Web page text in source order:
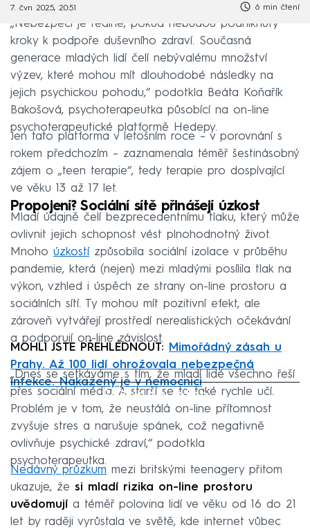
7. čvn 2025, 20:51 6 min čtení
„Nebezpečí je reálné, pokud nebudou podniknuty
kroky k podpoře duševního zdraví. Současná
generace mladých lidí čelí nebývalému množství
výzev, které mohou mít dlouhodobé následky na
jejich psychickou pohodu,“ podotkla Beáta Koňařík
Bakošová, psychoterapeutka působící na on-line
psychoterapeutické platformě Hedepy.
Jen tato platforma v letošním roce – v porovnání s
rokem předchozím – zaznamenala téměř šestinásobný
zájem o „teen terapie“, tedy terapie pro dospívající
ve věku 13 až 17 let.
Propojení? Sociální sítě přinášejí úzkost
Mladí údajně čelí bezprecedentnímu tlaku, který může
ovlivnit jejich schopnost vést plnohodnotný život.
Mnoho úzkostí způsobila sociální izolace v průběhu
pandemie, která (nejen) mezi mladými posílila tlak na
výkon, vzhled i úspěch ze strany on-line prostoru a
sociálních sítí. Ty mohou mít pozitivní efekt, ale
zároveň vytvářejí prostředí nerealistických očekávání
a podporují on-line závislost.
MOHLI JSTE PŘEHLÉDNOUT:
Mimořádný zásah u
Prahy. Až 100 lidí ohrožovala nebezpečná
infekce. Nakažený je v nemocnici
Failed to fetch
„Dnes se setkáváme s tím, že mladí lidé všechno řeší
přes sociální média. A starší se to také rychle učí.
Problém je v tom, že neustálá on-line přítomnost
zvyšuje stres a narušuje spánek, což negativně
ovlivňuje psychické zdraví,“ podotkla
psychoterapeutka.
Nedávný průzkum mezi britskými teenagery přitom
ukazuje, že si mladí rizika on-line prostoru
uvědomují a téměř polovina lidí ve věku od 16 do 21
let by raději vyrůstala ve světě, kde internet vůbec